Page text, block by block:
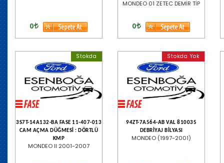
0
MONDEO 01 ZETEC DEMİR TİP
0
Stokda
3S7T-14A132-BA FASE 11-407-013
CAM AÇMA DÜĞMESİ : DÖRTLÜ
KMP
MONDEO II 2001-2007
Stokda Yok
94ZT-7A564-AB VAL 810035
DEBRİYAJ BİLYASI
MONDEO (1997-2001)